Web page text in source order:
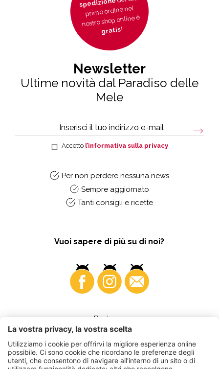
spedizione
primo ordine nel
nostro shop online è
gratis!
Newsletter
Ultime novità dal Paradiso delle
Mele
Accetto l’informativa sulla privacy
Per non perdere nessuna news
Sempre aggiornato
Tanti consigli e ricette
Vuoi sapere di più su di noi?
Business